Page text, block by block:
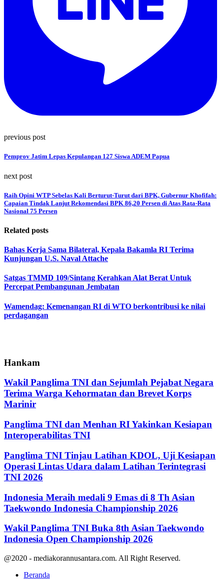
previous post
Pemprov Jatim Lepas Kepulangan 127 Siswa ADEM Papua
next post
Raih Opini WTP Sebelas Kali Berturut-Turut dari BPK, Gubernur Khofifah:
Capaian Tindak Lanjut Rekomendasi BPK 86,20 Persen di Atas Rata-Rata
Nasional 75 Persen
Related posts
Bahas Kerja Sama Bilateral, Kepala Bakamla RI Terima
Kunjungan U.S. Naval Attache
Satgas TMMD 109/Sintang Kerahkan Alat Berat Untuk
Percepat Pembangunan Jembatan
Wamendag: Kemenangan RI di WTO berkontribusi ke nilai
perdagangan
Hankam
Wakil Panglima TNI dan Sejumlah Pejabat Negara
Terima Warga Kehormatan dan Brevet Korps
Marinir
Panglima TNI dan Menhan RI Yakinkan Kesiapan
Interoperabilitas TNI
Panglima TNI Tinjau Latihan KDOL, Uji Kesiapan
Operasi Lintas Udara dalam Latihan Terintegrasi
TNI 2026
Indonesia Meraih medali 9 Emas di 8 Th Asian
Taekwondo Indonesia Championship 2026
Wakil Panglima TNI Buka 8th Asian Taekwondo
Indonesia Open Championship 2026
@2020 - mediakorannusantara.com. All Right Reserved.
Beranda